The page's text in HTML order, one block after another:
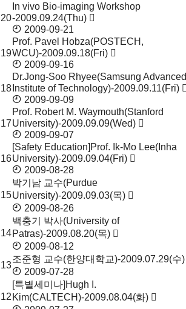
20
In vivo Bio-imaging Workshop
-2009.09.24(Thu)
2009-09-21
19
Prof. Pavel Hobza(POSTECH,
WCU)-2009.09.18(Fri)
2009-09-16
18
Dr.Jong-Soo Rhyee(Samsung Advanced
Institute of Technology)-2009.09.11(Fri)
2009-09-09
17
Prof. Robert M. Waymouth(Stanford
University)-2009.09.09(Wed)
2009-09-07
16
[Safety Education]Prof. Ik-Mo Lee(Inha
University)-2009.09.04(Fri)
2009-08-28
15
박기남 교수(Purdue
University)-2009.09.03(목)
2009-08-26
14
백충기 박사(University of
Patras)-2009.08.20(목)
2009-08-12
13
조준형 교수(한양대학교)-2009.07.29(수)
2009-07-28
12
[특별세미나]Hugh I.
Kim(CALTECH)-2009.08.04(화)